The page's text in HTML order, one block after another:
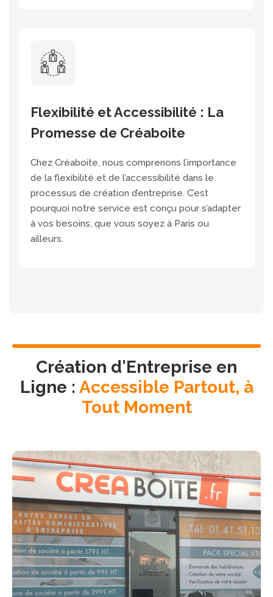
Flexibilité et Accessibilité : La
Promesse de Créaboite
Chez Créaboite, nous comprenons l’importance
de la flexibilité et de l’accessibilité dans le
processus de création d’entreprise. C’est
pourquoi notre service est conçu pour s’adapter
à vos besoins, que vous soyez à Paris ou
ailleurs.
Création d'Entreprise en
Ligne : Accessible Partout, à
Tout Moment